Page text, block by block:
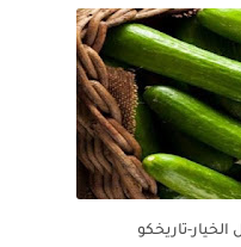
تاريخكو